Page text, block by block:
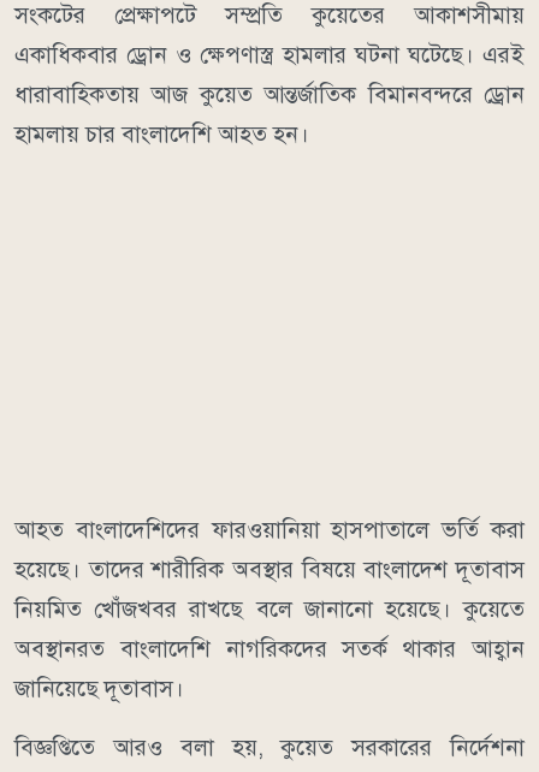
সংকটের প্রেক্ষাপটে সম্প্রতি কুয়েতের আকাশসীমায়
একাধিকবার ড্রোন ও ক্ষেপণাস্ত্র হামলার ঘটনা ঘটেছে। এরই
ধারাবাহিকতায় আজ কুয়েত আন্তর্জাতিক বিমানবন্দরে ড্রোন
হামলায় চার বাংলাদেশি আহত হন।
আহত বাংলাদেশিদের ফারওয়ানিয়া হাসপাতালে ভর্তি করা
হয়েছে। তাদের শারীরিক অবস্থার বিষয়ে বাংলাদেশ দূতাবাস
নিয়মিত খোঁজখবর রাখছে বলে জানানো হয়েছে। কুয়েতে
অবস্থানরত বাংলাদেশি নাগরিকদের সতর্ক থাকার আহ্বান
জানিয়েছে দূতাবাস।
বিজ্ঞপ্তিতে আরও বলা হয়, কুয়েত সরকারের নির্দেশনা